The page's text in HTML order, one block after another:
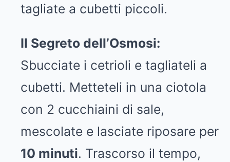
tagliate a cubetti piccoli.
Il Segreto dell’Osmosi:
Sbucciate i cetrioli e tagliateli a
cubetti. Metteteli in una ciotola
con 2 cucchiaini di sale,
mescolate e lasciate riposare per
10 minuti. Trascorso il tempo,